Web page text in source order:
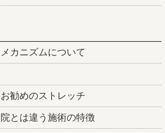
カニズムについて
勧めのストレッチ
とは違う施術の特徴